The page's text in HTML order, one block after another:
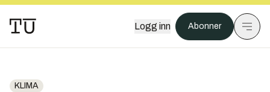
Logg inn Abonner
KLIMA